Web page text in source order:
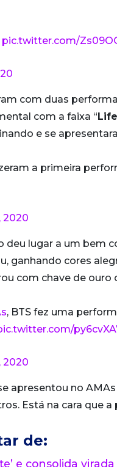
pic.twitter.com/
com duas
com a faixa “
e se
a primeira
2020
lugar a um bem
ganhando cores
com chave de ouro
, BTS fez uma
2020
apresentou no
Está na cara que
de:
e consolida